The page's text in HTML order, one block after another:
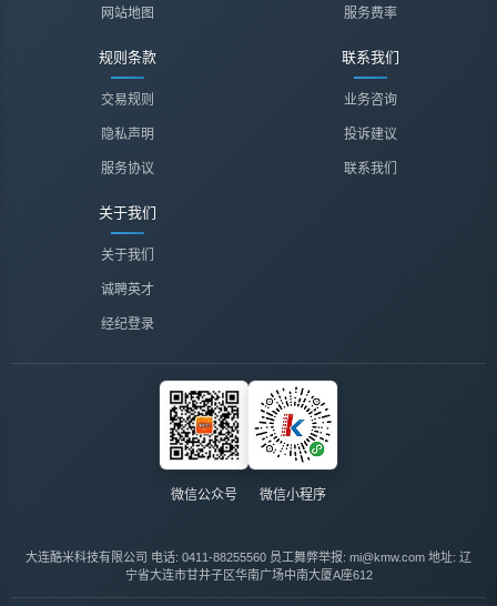
网站地图 服务费率
规则条款
交易规则
隐私声明
服务协议
联系我们
业务咨询
投诉建议
联系我们
关于我们
关于我们
诚聘英才
经纪登录
微信公众号 微信小程序
大连酷米科技有限公司 电话: 0411-88255560 员工舞弊举报: mi@kmw.com 地址: 辽
宁省大连市甘井子区华南广场中南大厦A座612